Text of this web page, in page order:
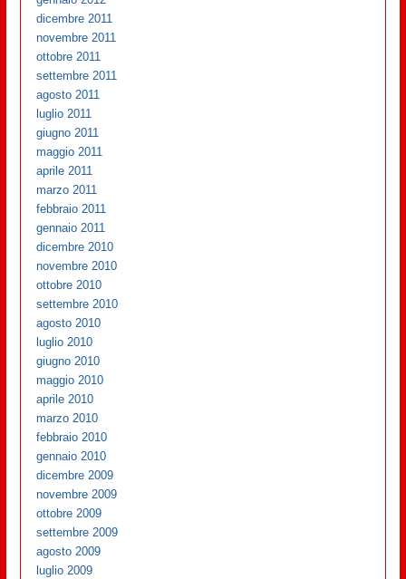
dicembre 2011
novembre 2011
ottobre 2011
settembre 2011
agosto 2011
luglio 2011
giugno 2011
maggio 2011
aprile 2011
marzo 2011
febbraio 2011
gennaio 2011
dicembre 2010
novembre 2010
ottobre 2010
settembre 2010
agosto 2010
luglio 2010
giugno 2010
maggio 2010
aprile 2010
marzo 2010
febbraio 2010
gennaio 2010
dicembre 2009
novembre 2009
ottobre 2009
settembre 2009
agosto 2009
luglio 2009